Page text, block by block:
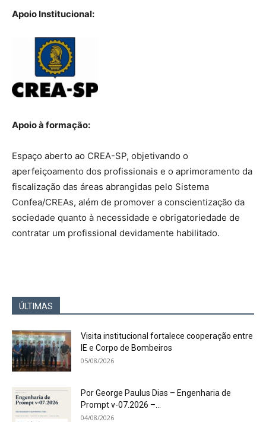
Apoio Institucional:
Apoio à formação:
Espaço aberto ao CREA-SP, objetivando o
aperfeiçoamento dos profissionais e o aprimoramento da
fiscalização das áreas abrangidas pelo Sistema
Confea/CREAs, além de promover a conscientização da
sociedade quanto à necessidade e obrigatoriedade de
contratar um profissional devidamente habilitado.
ÚLTIMAS
Visita institucional fortalece cooperação entre
IE e Corpo de Bombeiros
05/08/2026
Por George Paulus Dias – Engenharia de
Prompt v-07.2026 –...
04/08/2026